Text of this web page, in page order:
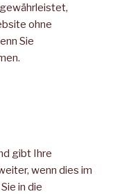
ohne
Sie
gibt Ihre
wenn dies im
in die